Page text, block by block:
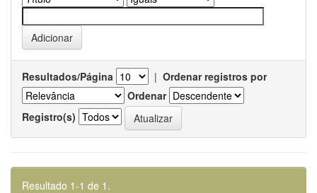
Resultados/Página | Ordenar registros por
Ordenar
Registro(s)
Resultado 1-1 de 1.